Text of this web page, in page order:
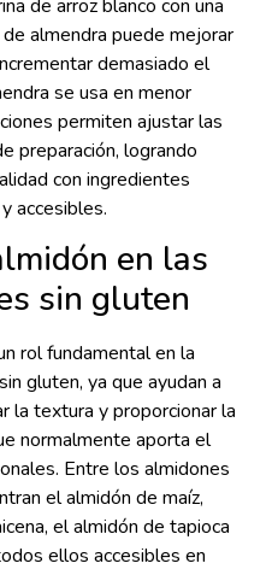
de arroz blanco con una
almendra puede mejorar
demasiado el
se usa en menor
permiten ajustar las
preparación, logrando
con ingredientes
accesibles.
en las
sin gluten
rol fundamental en la
gluten, ya que ayudan a
la textura y proporcionar la
normalmente aporta el
Entre los almidones
el almidón de maíz,
el almidón de tapioca
ellos accesibles en